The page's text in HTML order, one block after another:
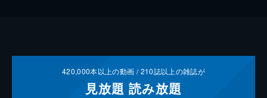
420,000本以上の動画 /210誌以上の雑誌が
見放題 読み放題